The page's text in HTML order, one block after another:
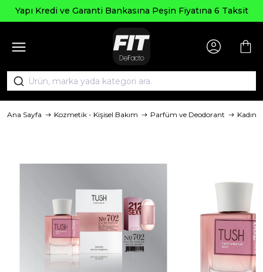
ve Garanti Bankasına Peşin Fiyatına 6 Taksit
Ana Sayfa Kozmetik - Kişisel Bakım Parfüm ve Deodorant Kadın